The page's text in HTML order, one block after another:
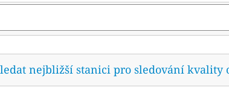
nejbližší stanici pro sledování kvality